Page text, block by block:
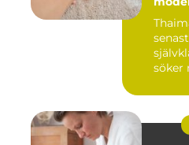
söker